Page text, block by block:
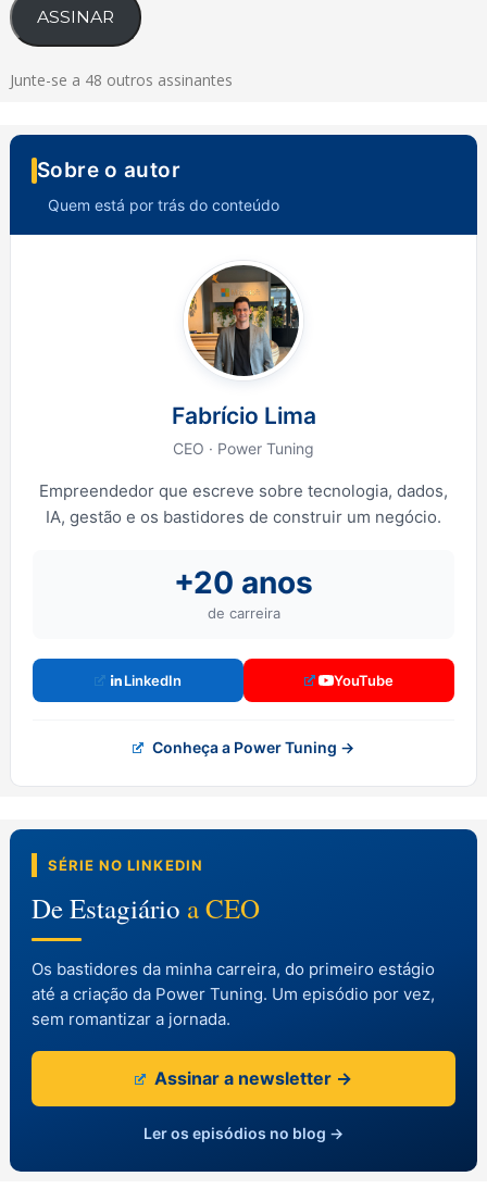
ASSINAR
Junte-se a 48 outros assinantes
Sobre o autor
Quem está por trás do conteúdo
Fabrício Lima
CEO · Power Tuning
Empreendedor que escreve sobre tecnologia, dados,
IA, gestão e os bastidores de construir um negócio.
+20 anos
de carreira
LinkedIn YouTube
Conheça a Power Tuning →
SÉRIE NO LINKEDIN
De Estagiário a CEO
Os bastidores da minha carreira, do primeiro estágio
até a criação da Power Tuning. Um episódio por vez,
sem romantizar a jornada.
Assinar a newsletter →
Ler os episódios no blog →